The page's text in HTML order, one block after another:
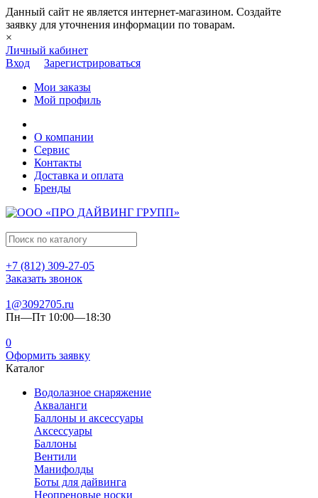
Данный сайт не является интернет-магазином. Создайте
заявку для уточнения информации по товарам.
×
Личный кабинет
Вход
Зарегистрироваться
Мои заказы
Мой профиль
О компании
Сервис
Контакты
Доставка и оплата
Бренды
+7 (812) 309-27-05
Заказать звонок
1@3092705.ru
Пн—Пт 10:00—18:30
0
Оформить заявку
Каталог
Водолазное снаряжение
Акваланги
Баллоны и аксессуары
Аксессуары
Баллоны
Вентили
Манифолды
Боты для дайвинга
Неопреновые носки